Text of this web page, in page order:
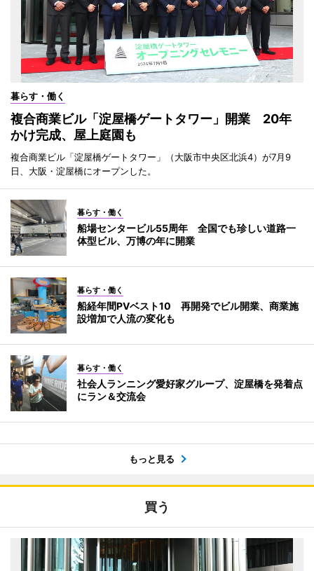
暮らす・働く
複合商業ビル「淀屋橋ゲートタワー」開業 20年
かけ完成、屋上庭園も
複合商業ビル「淀屋橋ゲートタワー」（大阪市中央区北浜4）が7月9
日、大阪・淀屋橋にオープンした。
暮らす・働く
船場センタービル55周年 全国でも珍しい道路一
体型ビル、万博の年に開業
暮らす・働く
船経年間PVベスト10 再開発でビル開業、商業施
設増加で人流の変化も
暮らす・働く
社会人ランニング愛好家グループ、淀屋橋を発着点
にラン＆交流会
もっと見る
買う